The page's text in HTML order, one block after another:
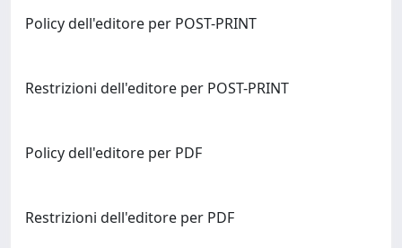
Policy dell'editore per POST-PRINT
Restrizioni dell'editore per POST-PRINT
Policy dell'editore per PDF
Restrizioni dell'editore per PDF